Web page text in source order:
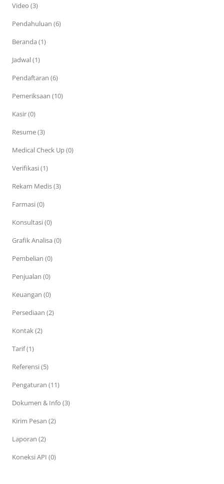
Video (3)
Pendahuluan (6)
Beranda (1)
Jadwal (1)
Pendaftaran (6)
Pemeriksaan (10)
Kasir (0)
Resume (3)
Medical Check Up (0)
Verifikasi (1)
Rekam Medis (3)
Farmasi (0)
Konsultasi (0)
Grafik Analisa (0)
Pembelian (0)
Penjualan (0)
Keuangan (0)
Persediaan (2)
Kontak (2)
Tarif (1)
Referensi (5)
Pengaturan (11)
Dokumen & Info (3)
Kirim Pesan (2)
Laporan (2)
Koneksi API (0)